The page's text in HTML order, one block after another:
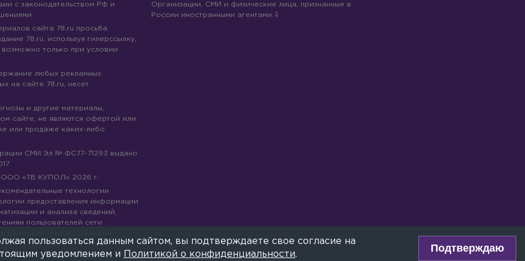
с законодательством РФ и
сайта 78.ru просьба
78.ru, используя гиперссылку,
возможно только при условии
любых рекламных
на сайте 78.ru, несет
и другие материалы,
сайте, не являются офертой или
или продаже каких-либо
СМИ Эл № ФС77-71293 выдано
ООО «ТВ КУПОЛ» 2026 г.
технологии
предоставления информации
и анализа сведений,
пользователей сети
Организации, СМИ и физические лица, признанные в
России иностранными агентами:
пользоваться данным сайтом, вы подтверждаете свое согласие на
уведомлением и
Политикой о конфиденциальности.
Подтверждаю